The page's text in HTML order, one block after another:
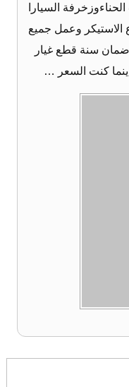
السيارا
وعمل جميع
ضمان سنة قطع غيار